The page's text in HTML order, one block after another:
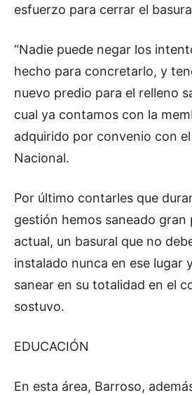
esfuerzo para cerrar el
“Nadie puede negar los
hecho para concretarlo, y
nuevo predio para el relleno
cual ya contamos con la
adquirido por convenio con
Nacional.
Por último contarles que
gestión hemos saneado gran
actual, un basural que no
instalado nunca en ese lugar
sanear en su totalidad en el
sostuvo.
EDUCACIÓN
En esta área, Barroso,